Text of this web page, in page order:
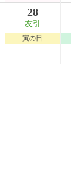
28
友引
寅の日